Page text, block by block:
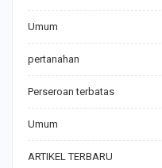
Umum
pertanahan
Perseroan terbatas
Umum
ARTIKEL TERBARU